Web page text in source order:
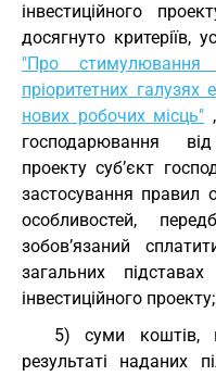
інвестиційного
досягнуто критеріїв,
"Про стимулювання
пріоритетних
нових робочих місць"
господарювання від
проекту суб’єкт
застосування правил
особливостей,
зобов’язаний
загальних
інвестиційного проекту;
5) суми коштів,
результаті наданих